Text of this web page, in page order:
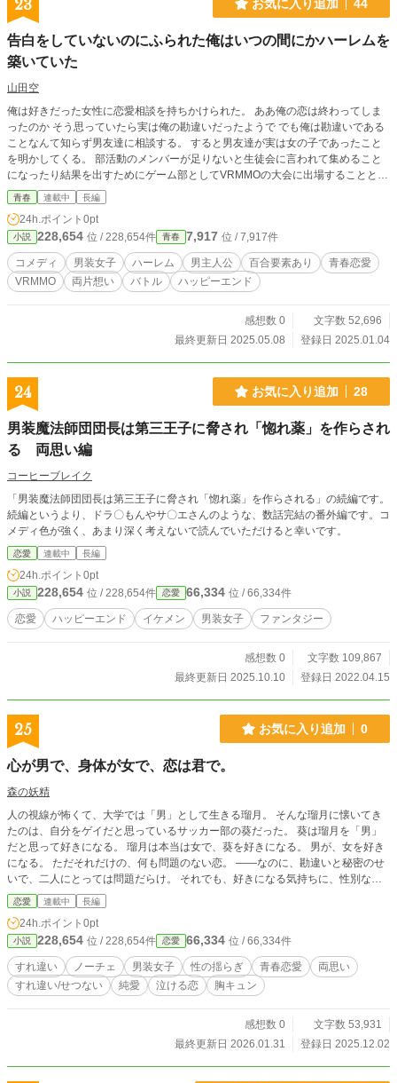
23 お気に入り追加 44
告白をしていないのにふられた俺はいつの間にかハーレムを
築いていた
山田空
俺は好きだった女性に恋愛相談を持ちかけられた。 ああ俺の恋は終わってしま
ったのか そう思っていたら実は俺の勘違いだったようで でも俺は勘違いである
ことなんて知らず男友達に相談する。 すると男友達が実は女の子であったこと
を明かしてくる。 部活動のメンバーが足りないと生徒会に言われて集めること
になったり結果を出すためにゲーム部としてVRMMOの大会に出場することとな
ったりと様々なことを乗り越えながらハーレムを築いていく。 この物語はゲー
ム部を舞台に俺たちがあがく青春ストーリー
青春 連載中 長編
24h.ポイント 0pt
小説 228,654 位 / 228,654件 青春 7,917 位 / 7,917件
コメディ 男装女子 ハーレム 男主人公 百合要素あり
青春恋愛
VRMMO
両片想い バトル ハッピーエンド
感想数 0
文字数 52,696
最終更新日 2025.05.08
登録日 2025.01.04
24 お気に入り追加 28
男装魔法師団団長は第三王子に脅され「惚れ薬」を作らされ
る 両思い編
コーヒーブレイク
「男装魔法師団団長は第三王子に脅され「惚れ薬」を作らされる」の続編です。
続編というより、ドラ〇もんやサ〇エさんのような、数話完結の番外編です。コ
メディ色が強く、あまり深く考えないで読んでいただけると幸いです。
恋愛 連載中 長編
24h.ポイント 0pt
小説 228,654 位 / 228,654件 恋愛 66,334 位 / 66,334件
恋愛 ハッピーエンド イケメン 男装女子 ファンタジー
感想数 0
文字数 109,867
最終更新日 2025.10.10
登録日 2022.04.15
25 お気に入り追加 0
心が男で、身体が女で、恋は君で。
森の妖精
人の視線が怖くて、大学では「男」として生きる瑠月。 そんな瑠月に懐いてき
たのは、自分をゲイだと思っているサッカー部の葵だった。 葵は瑠月を「男」
だと思って好きになる。 瑠月は本当は女で、葵を好きになる。 男が、女を好き
になる。 ただそれだけの、何も問題のない恋。 ――なのに、勘違いと秘密のせ
いで、二人にとっては問題だらけ。 それでも、好きになる気持ちに、性別なん
て関係なかった――。 二つの“性”と“秘密”がすれ違う、 切なくてまっすぐな青春
ラブストーリー。
恋愛 連載中 長編
24h.ポイント 0pt
小説 228,654 位 / 228,654件 恋愛 66,334 位 / 66,334件
すれ違い ノーチェ 男装女子 性の揺らぎ 青春恋愛
両思い
すれ違い/せつない
純愛 泣ける恋 胸キュン
感想数 0
文字数 53,931
最終更新日 2026.01.31
登録日 2025.12.02